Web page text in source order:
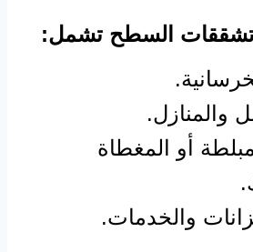
تشققات السطح تشمل:
والمنازل.
أو المغطاة
والخدمات.